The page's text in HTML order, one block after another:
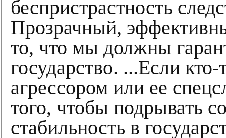
беспристрастность
Прозрачный,
то, что мы должны
государство. ...Если
агрессором или ее
того, чтобы подрывать
стабильность в